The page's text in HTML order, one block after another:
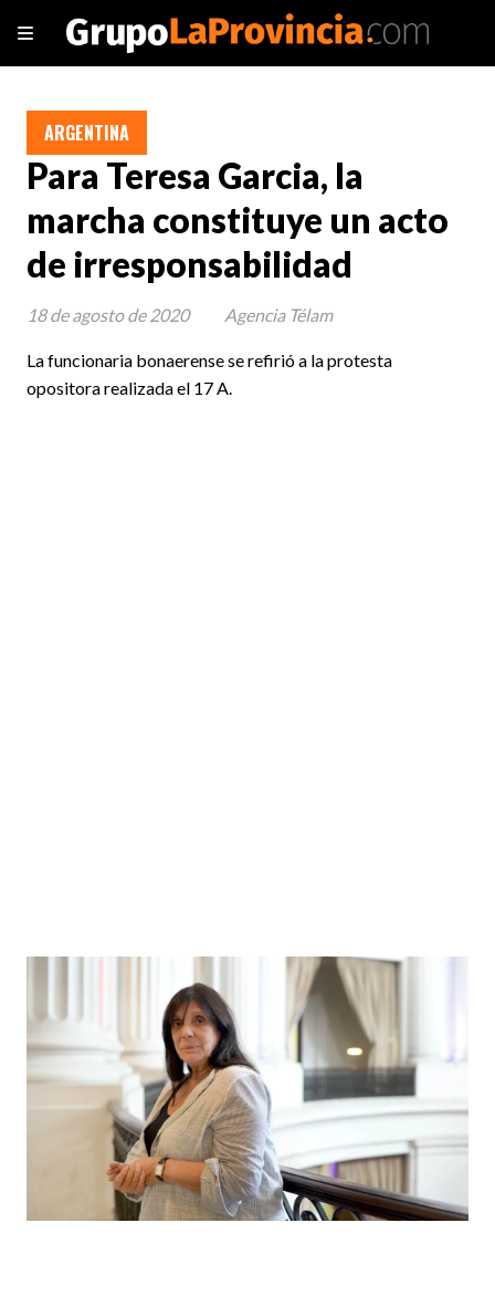
Para Teresa Garcia, la
marcha constituye un acto
de irresponsabilidad
La funcionaria bonaerense se refirió a la protesta
opositora realizada el 17 A.
ARGENTINA
18 de agosto de 2020 Agencia Télam